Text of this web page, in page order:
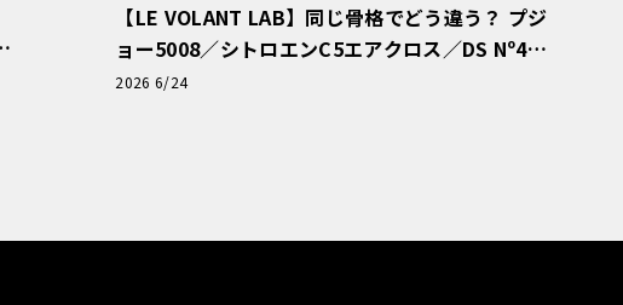
【LE VOLANT LAB】同じ骨格でどう違う？ プジ
ョー5008／シトロエンC5エアクロス／DS Nº4
読者一気乗りレポート
2026 6/24